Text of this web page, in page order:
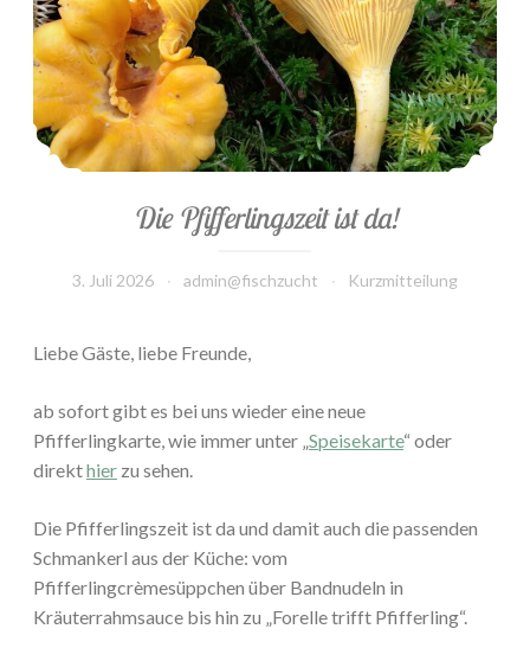
Die Pfifferlingszeit ist da!
3. Juli 2026 admin@fischzucht Kurzmitteilung
Liebe Gäste, liebe Freunde,
ab sofort gibt es bei uns wieder eine neue
Pfifferlingkarte, wie immer unter „ Speisekarte“ oder
direkthier zu sehen.
Die Pfifferlingszeit ist da und damit auch die passenden
Schmankerl aus der Küche: vom
Pfifferlingcrèmesüppchen über Bandnudeln in
Kräuterrahmsauce bis hin zu „Forelle trifft Pfifferling“.